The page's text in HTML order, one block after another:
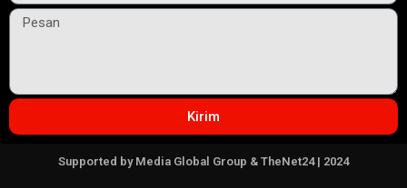
Kirim
Supported by Media Global Group & TheNet24 | 2024